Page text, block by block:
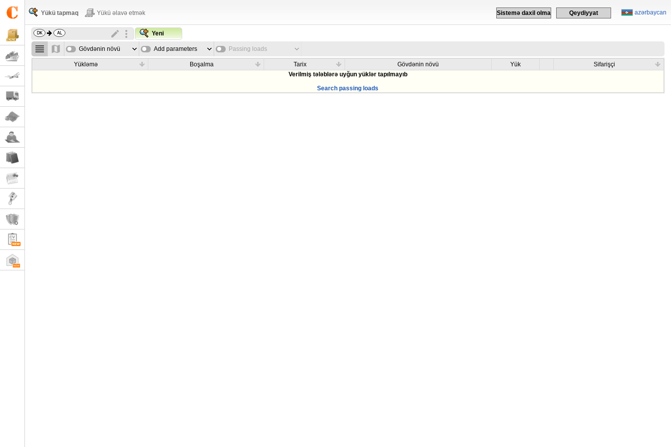
azərbaycan
Sistemə daxil olma Qeydiyyat
Yükü tapmaq Yükü əlavə etmək
Yeni
Gövdənin növü Add parameters Passing loads
Yükləmə Boşalma Tarix Gövdənin növü Yük
Sifarişçi
Verilmiş tələblərə uyğun yüklər tapılmayıb
Search passing loads